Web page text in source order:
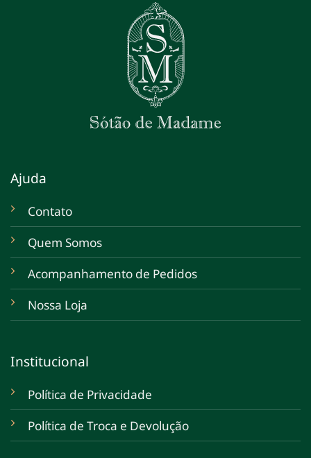
Ajuda
Contato
Quem Somos
Acompanhamento de Pedidos
Nossa Loja
Institucional
Política de Privacidade
Política de Troca e Devolução